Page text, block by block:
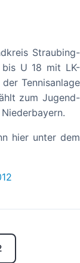
Straubing-
bis U 18 mit LK-
Tennisanlage
zum Jugend-
hier unter dem